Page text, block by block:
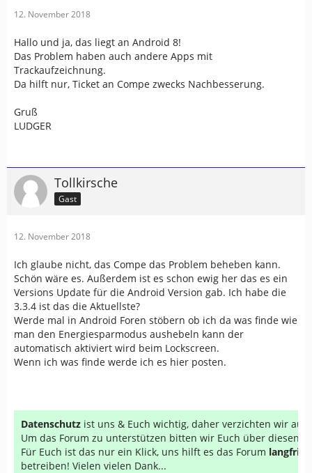
12. November 2018
Hallo und ja, das liegt an Android 8!
Das Problem haben auch andere Apps mit
Trackaufzeichnung.
Da hilft nur, Ticket an Compe zwecks Nachbesserung.
Gruß
LUDGER
Tollkirsche
Gast
12. November 2018
Ich glaube nicht, das Compe das Problem beheben kann.
Schön wäre es. Außerdem ist es schon ewig her das es ein
Versions Update für die Android Version gab. Ich habe die
3.3.4 ist das die Aktuellste?
Werde mal in Android Foren stöbern ob ich da was finde wie
man den Energiesparmodus aushebeln kann der
automatisch aktiviert wird beim Lockscreen.
Wenn ich was finde werde ich es hier posten.
Datenschutz ist uns & Euch wichtig, daher verzichten wir auf
Um das Forum zu unterstützen bitten wir Euch über diesen
Für Euch ist das nur ein Klick, uns hilft es das Forum
betreiben! Vielen vielen Dank...